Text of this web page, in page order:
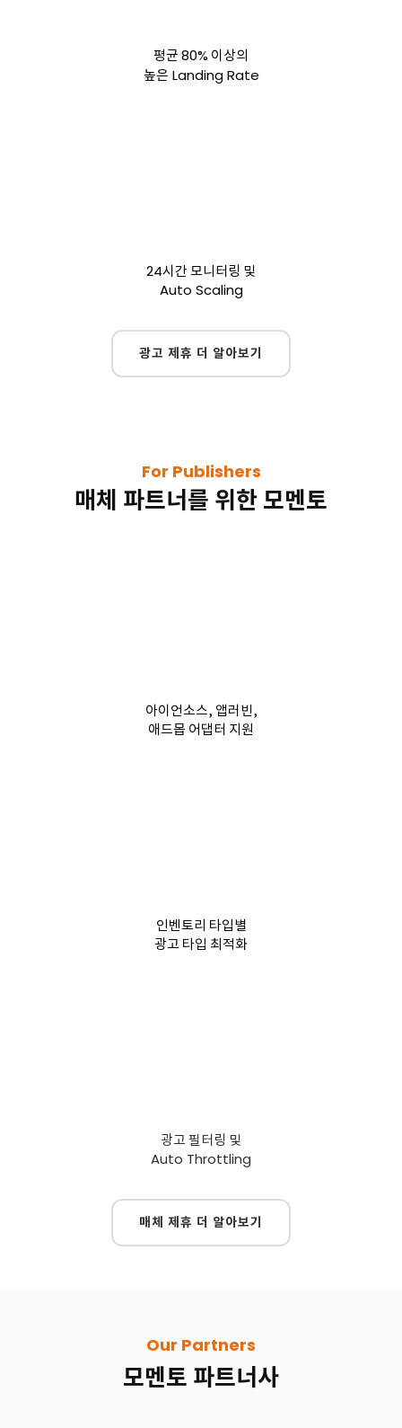
평균 80% 이상의
높은 Landing Rate
24시간 모니터링 및
Auto Scaling
광고 제휴 더 알아보기
For Publishers
매체 파트너를 위한 모멘토
아이언소스, 앱러빈,
애드몹 어댑터 지원
인벤토리 타입별
광고 타입 최적화
광고 필터링 및
Auto Throttling
매체 제휴 더 알아보기
Our Partners
모멘토 파트너사